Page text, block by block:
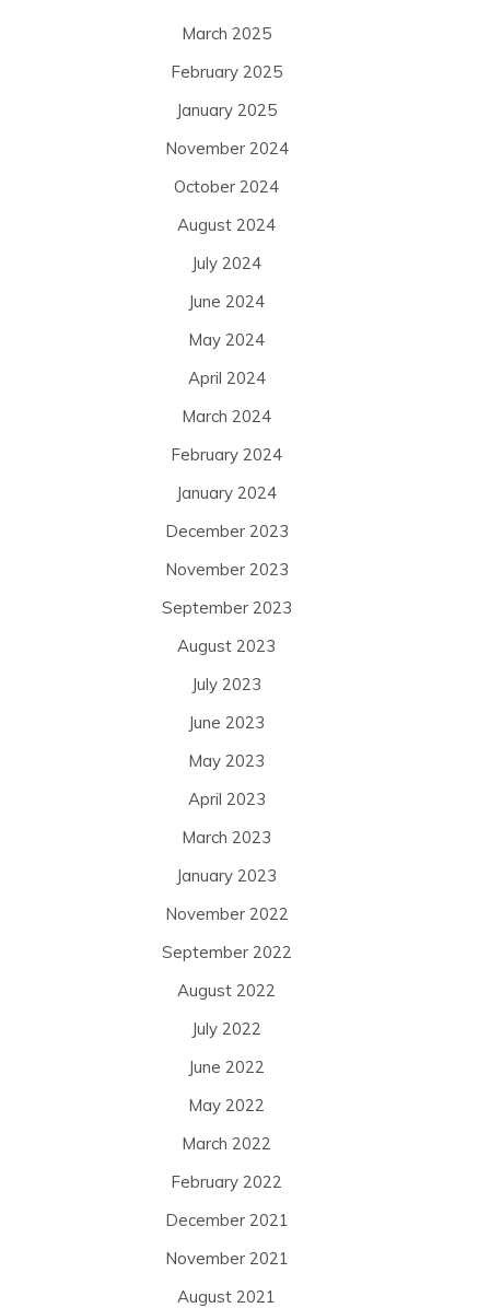
March 2025
February 2025
January 2025
November 2024
October 2024
August 2024
July 2024
June 2024
May 2024
April 2024
March 2024
February 2024
January 2024
December 2023
November 2023
September 2023
August 2023
July 2023
June 2023
May 2023
April 2023
March 2023
January 2023
November 2022
September 2022
August 2022
July 2022
June 2022
May 2022
March 2022
February 2022
December 2021
November 2021
August 2021